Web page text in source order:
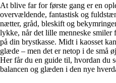
At blive far for første gang er en
overvældende, fantastisk og
nætter, gråd, bleskift og
lykke, når det lille menneske smiler
på din brystkasse. Midt i kaosset
glæde – men det er netop i de små
Her får du en guide til, hvordan du
balancen og glæden i den nye